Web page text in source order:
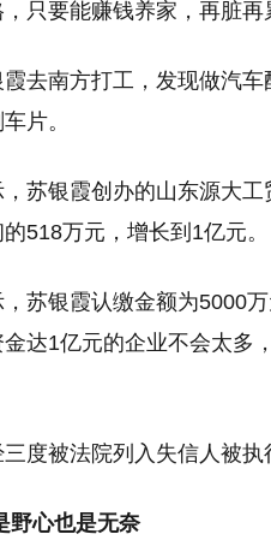
只要能赚钱养家，再脏再
去南方打工，发现做汽
片。
苏银霞创办的山东源大
518万元，增长到1亿元。
苏银霞认缴金额为5000
达1亿元的企业不会太多
度被法院列入失信人被执
野心也是无奈